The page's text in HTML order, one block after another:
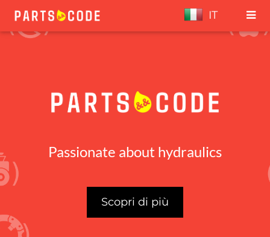
IT
Passionate about hydraulics
Scopri di più